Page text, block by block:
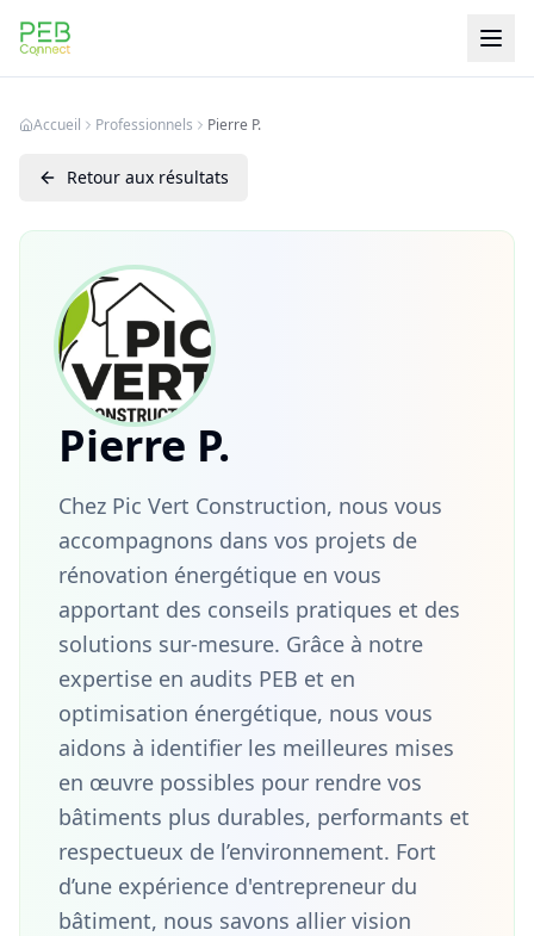
PEB Connect
Accueil Professionnels Pierre P.
Retour aux résultats
Pierre P.
Chez Pic Vert Construction, nous vous
accompagnons dans vos projets de
rénovation énergétique en vous
apportant des conseils pratiques et des
solutions sur-mesure. Grâce à notre
expertise en audits PEB et en
optimisation énergétique, nous vous
aidons à identifier les meilleures mises
en œuvre possibles pour rendre vos
bâtiments plus durables, performants et
respectueux de l’environnement. Fort
d’une expérience d'entrepreneur du
bâtiment, nous savons allier vision